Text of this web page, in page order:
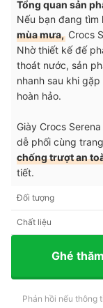
Tổng quan sản
Nếu bạn đang tìm
mùa mưa, Crocs
Nhờ thiết kế đế
thoát nước, sản
nhanh sau khi
hoàn hảo.
Giày Crocs
dễ phối cùng
chống trượt an
tiết.
Đối tượng
Chất liệu
Ghé
Phản hồi nếu thông